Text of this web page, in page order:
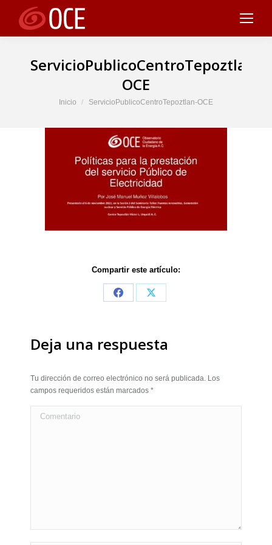
ServicioPublicoCentroTepoztlan-
OCE
Estás aquí:
Inicio ServicioPublicoCentroTepoztlan-OCE
Compartir este artículo:
Share
Share
Deja una respuesta
Tu dirección de correo electrónico no será publicada. Los
campos requeridos están marcados *
Comentario